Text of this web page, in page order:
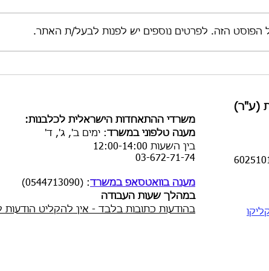
הפוסט הזה. לפרטים נוספים יש לפנות לבעל/ת האתר.
​משרדי ההתאחדות הישראלית לכלבנות:
מענה טלפוני במשרד: ימים ב', ג', ד'
בין השעות 12:00-14:00
03-672-71-74
מענה בוואטסאפ במשרד: (0544713090)
במהלך שעות העבודה
בהודעות כתובות בלבד - אין להקליט הודעות
(ע"ר)